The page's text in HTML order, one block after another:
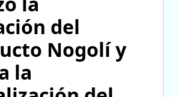
del
Nogolí y
la